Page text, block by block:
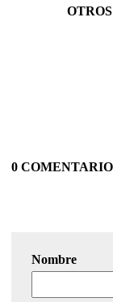
0
Nombre